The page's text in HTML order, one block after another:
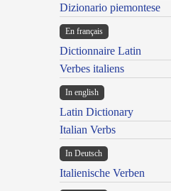
Dizionario piemontese
En français
Dictionnaire Latin
Verbes italiens
In english
Latin Dictionary
Italian Verbs
In Deutsch
Italienische Verben